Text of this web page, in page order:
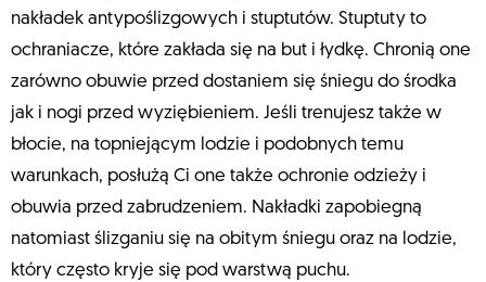
nakładek antypoślizgowych i stuptutów. Stuptuty to
ochraniacze, które zakłada się na but i łydkę. Chronią one
zarówno obuwie przed dostaniem się śniegu do środka
jak i nogi przed wyziębieniem. Jeśli trenujesz także w
błocie, na topniejącym lodzie i podobnych temu
warunkach, posłużą Ci one także ochronie odzieży i
obuwia przed zabrudzeniem. Nakładki zapobiegną
natomiast ślizganiu się na obitym śniegu oraz na lodzie,
który często kryje się pod warstwą puchu.